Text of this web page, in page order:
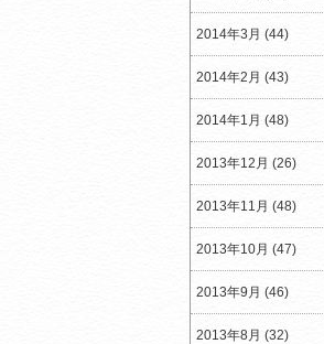
2014年3月 (44)
2014年2月 (43)
2014年1月 (48)
2013年12月 (26)
2013年11月 (48)
2013年10月 (47)
2013年9月 (46)
2013年8月 (32)